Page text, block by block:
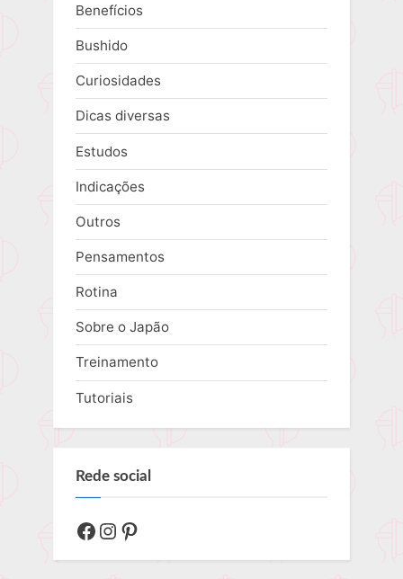
Benefícios
Bushido
Curiosidades
Dicas diversas
Estudos
Indicações
Outros
Pensamentos
Rotina
Sobre o Japão
Treinamento
Tutoriais
Rede social
Facebook
Instagram
Pinterest